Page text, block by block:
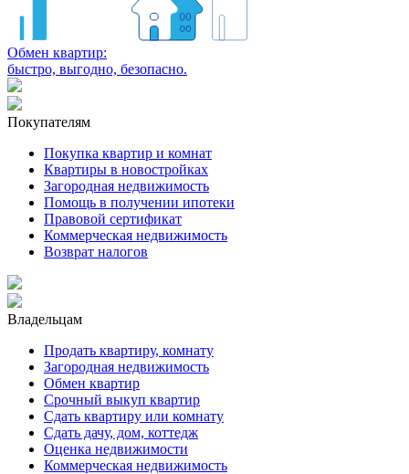
Обмен квартир:
быстро, выгодно, безопасно.
Покупателям
Покупка квартир и комнат
Квартиры в новостройках
Загородная недвижимость
Помощь в получении ипотеки
Правовой сертификат
Коммерческая недвижимость
Возврат налогов
Владельцам
Продать квартиру, комнату
Загородная недвижимость
Обмен квартир
Срочный выкуп квартир
Сдать квартиру или комнату
Сдать дачу, дом, коттедж
Оценка недвижимости
Коммерческая недвижимость